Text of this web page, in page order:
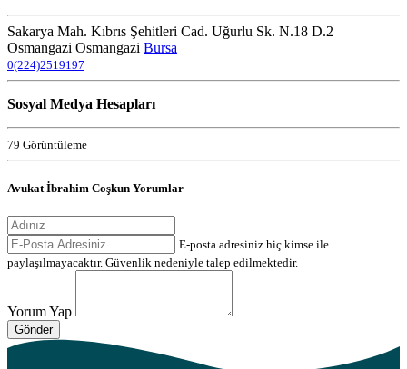
Sakarya Mah. Kıbrıs Şehitleri Cad. Uğurlu Sk. N.18 D.2
Osmangazi Osmangazi Bursa
0(224)2519197
Sosyal Medya Hesapları
79 Görüntüleme
Avukat İbrahim Coşkun Yorumlar
E-posta adresiniz hiç kimse ile
paylaşılmayacaktır. Güvenlik nedeniyle talep edilmektedir.
Yorum Yap